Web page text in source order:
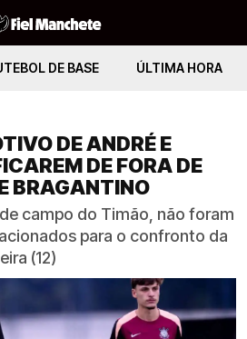
DE BASE ÚLTIMA HORA
DE ANDRÉ E
DE FORA DE
BRAGANTINO
campo do Timão, não foram
para o confronto da
(12)